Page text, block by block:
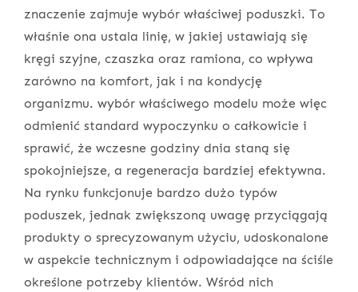
znaczenie zajmuje wybór właściwej poduszki. To
właśnie ona ustala linię, w jakiej ustawiają się
kręgi szyjne, czaszka oraz ramiona, co wpływa
zarówno na komfort, jak i na kondycję
organizmu. wybór właściwego modelu może więc
odmienić standard wypoczynku o całkowicie i
sprawić, że wczesne godziny dnia staną się
spokojniejsze, a regeneracja bardziej efektywna.
Na rynku funkcjonuje bardzo dużo typów
poduszek, jednak zwiększoną uwagę przyciągają
produkty o sprecyzowanym użyciu, udoskonalone
w aspekcie technicznym i odpowiadające na ściśle
określone potrzeby klientów. Wśród nich